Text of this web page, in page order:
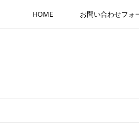
HOME お問い合わせフォ